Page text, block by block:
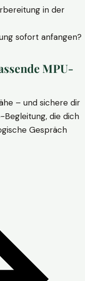
in der
sofort anfangen?
MPU-
– und sichere dir
die dich
Gespräch